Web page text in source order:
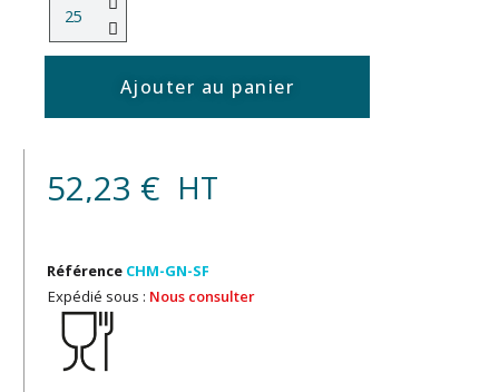
Ajouter au panier
52,23 € HT
Référence CHM-GN-SF
Expédié sous : Nous consulter